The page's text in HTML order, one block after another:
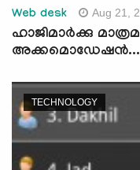
Web desk Aug 21,
ഹാജിമാര്‍ക്കു
അക്കമൊഡേഷന്‍...
TECHNOLOGY